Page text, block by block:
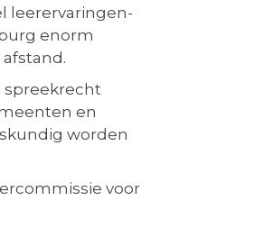
leerervaringen-
enorm
spreekrecht
en
worden
voor